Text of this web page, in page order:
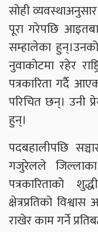
सोही
पूरा गरेपछि
सम्हालेका
नुवाकोटमा रहेर
पत्रकारिता गर्दै
परिचित छन्। उनी
हुन्।
पदबहालीपछि
गजुरेलले
पत्रकारिताको
क्षेत्रप्रतिको
राखेर काम गर्ने